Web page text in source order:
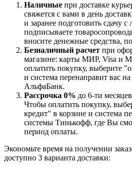
Наличные при доставке
свяжется с вами в день
и заранее подготовить
подписываете
вносите денежные средства,
Безналичный расчет при
магазине: карты МИР, Visa и
оплатить покупку, выберите
и система перенаправит вас
АльфаБанк.
Рассрочка 0% до 6-ти
Чтобы оплатить покупку,
кредит" в корзине и система
системы Тинькофф, где Вы
период оплаты.
Экономьте время на получении
доступно 3 варианта доставки: